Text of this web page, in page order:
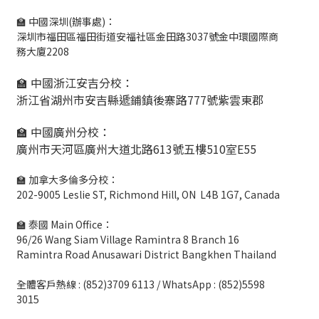
🏫 中國深圳(辦事處)：
深圳市福田區福田街道安福社區金田路3037號金中環國際商
務大廈2208
🏫 中國浙江安吉分校：
浙江省湖州市安吉縣遞鋪鎮後寨路777號紫雲東郡
🏫 中國廣州分校：
廣州市天河區廣州大道北路613號五樓510室E55
🏫 加拿大多倫多分校：
202-9005 Leslie ST, Richmond Hill, ON L4B 1G7, Canada
🏫 泰國 Main Office：
96/26 Wang Siam Village Ramintra 8 Branch 16
Ramintra Road Anusawari District Bangkhen Thailand
全體客戶熱線 : (852)3709 6113 / WhatsApp : (852)5598
3015